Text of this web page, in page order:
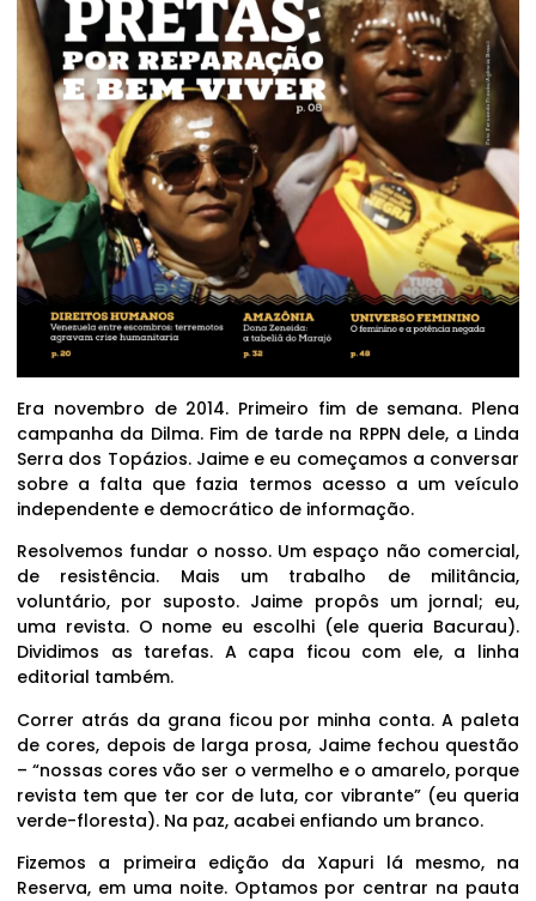
Era novembro de 2014. Primeiro fim de semana. Plena
campanha da Dilma. Fim de tarde na RPPN dele, a Linda
Serra dos Topázios. Jaime e eu começamos a conversar
sobre a falta que fazia termos acesso a um veículo
independente e democrático de informação.
Resolvemos fundar o nosso. Um espaço não comercial,
de resistência. Mais um trabalho de militância,
voluntário, por suposto. Jaime propôs um jornal; eu,
uma revista. O nome eu escolhi (ele queria Bacurau).
Dividimos as tarefas. A capa ficou com ele, a linha
editorial também.
Correr atrás da grana ficou por minha conta. A paleta
de cores, depois de larga prosa, Jaime fechou questão
– “nossas cores vão ser o vermelho e o amarelo, porque
revista tem que ter cor de luta, cor vibrante” (eu queria
verde-floresta). Na paz, acabei enfiando um branco.
Fizemos a primeira edição da Xapuri lá mesmo, na
Reserva, em uma noite. Optamos por centrar na pauta